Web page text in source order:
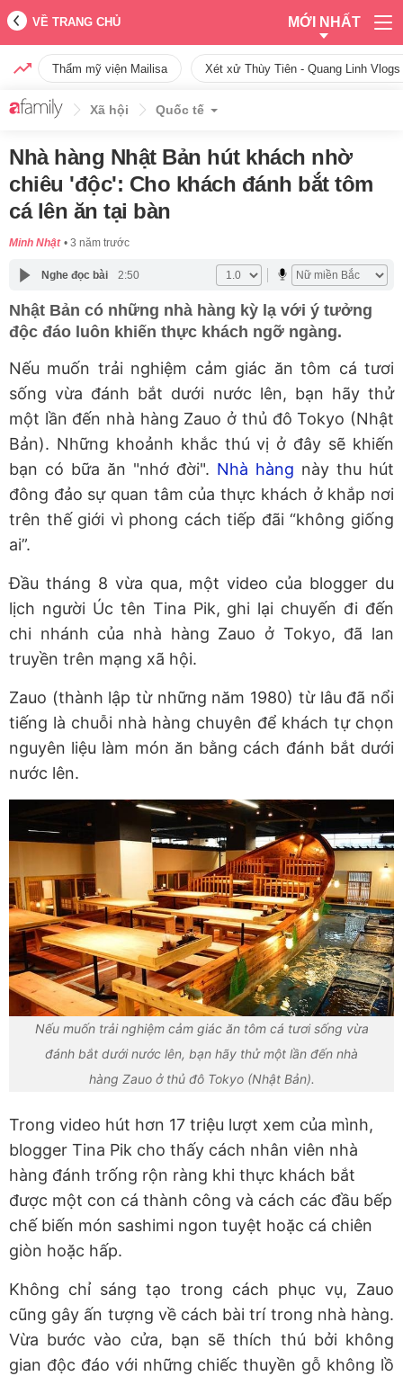
VỀ TRANG CHỦ MỚI NHẤT
Thẩm mỹ viện Mailisa Xét xử Thùy Tiên - Quang Linh
Xã hội Quốc tế
Nhà hàng Nhật Bản hút khách nhờ
chiêu 'độc': Cho khách đánh bắt tôm
cá lên ăn tại bàn
Minh Nhật 3 năm trước
Nghe đọc bài 2:50
Nhật Bản có những nhà hàng kỳ lạ với ý tưởng
độc đáo luôn khiến thực khách ngỡ ngàng.
Nếu muốn trải nghiệm cảm giác ăn tôm cá tươi
sống vừa đánh bắt dưới nước lên, bạn hãy thử
một lần đến nhà hàng Zauo ở thủ đô Tokyo (Nhật
Bản). Những khoảnh khắc thú vị ở đây sẽ khiến
bạn có bữa ăn "nhớ đời". Nhà hàng này thu hút
đông đảo sự quan tâm của thực khách ở khắp nơi
trên thế giới vì phong cách tiếp đãi “không giống
ai”.
Đầu tháng 8 vừa qua, một video của blogger du
lịch người Úc tên Tina Pik, ghi lại chuyến đi đến
chi nhánh của nhà hàng Zauo ở Tokyo, đã lan
truyền trên mạng xã hội.
Zauo (thành lập từ những năm 1980) từ lâu đã nổi
tiếng là chuỗi nhà hàng chuyên để khách tự chọn
nguyên liệu làm món ăn bằng cách đánh bắt dưới
nước lên.
Nếu muốn trải nghiệm cảm giác ăn tôm cá tươi sống vừa
đánh bắt dưới nước lên, bạn hãy thử một lần đến nhà
hàng Zauo ở thủ đô Tokyo (Nhật Bản).
Trong video hút hơn 17 triệu lượt xem của mình,
blogger Tina Pik cho thấy cách nhân viên nhà
hàng đánh trống rộn ràng khi thực khách bắt
được một con cá thành công và cách các đầu bếp
chế biến món sashimi ngon tuyệt hoặc cá chiên
giòn hoặc hấp.
Không chỉ sáng tạo trong cách phục vụ, Zauo
cũng gây ấn tượng về cách bài trí trong nhà hàng.
Vừa bước vào cửa, bạn sẽ thích thú bởi không
gian độc đáo với những chiếc thuyền gỗ không lồ